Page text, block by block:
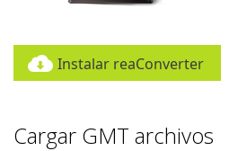
Instalar reaConverter
Cargar GMT archivos